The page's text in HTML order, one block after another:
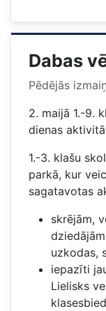
Dabas
Pēdējās
2. maijā 1.-9.
dienas
1.-3. klašu
parkā, kur
sagatavotas
skrējām,
uzkodas,
iepazīti
Lielisks